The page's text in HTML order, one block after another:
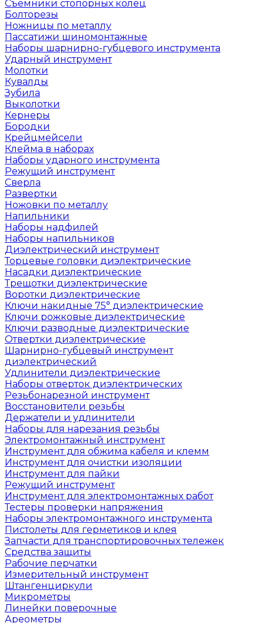
Съемники стопорных колец
Болторезы
Ножницы по металлу
Пассатижи шиномонтажные
Наборы шарнирно-губцевого инструмента
Ударный инструмент
Молотки
Кувалды
Зубила
Выколотки
Кернеры
Бородки
Крейцмейсели
Клейма в наборах
Наборы ударного инструмента
Режущий инструмент
Сверла
Развертки
Ножовки по металлу
Напильники
Наборы надфилей
Наборы напильников
Диэлектрический инструмент
Торцевые головки диэлектрические
Насадки диэлектрические
Трещотки диэлектрические
Воротки диэлектрические
Ключи накидные 75° диэлектрические
Ключи рожковые диэлектрические
Ключи разводные диэлектрические
Отвертки диэлектрические
Шарнирно-губцевый инструмент
диэлектрический
Удлинители диэлектрические
Наборы отверток диэлектрических
Резьбонарезной инструмент
Восстановители резьбы
Держатели и удлинители
Наборы для нарезания резьбы
Электромонтажный инструмент
Инструмент для обжима кабеля и клемм
Инструмент для очистки изоляции
Инструмент для пайки
Режущий инструмент
Инструмент для электромонтажных работ
Тестеры проверки напряжения
Наборы электромонтажного инструмента
Пистолеты для герметиков и клея
Запчасти для транспортировочных тележек
Средства защиты
Рабочие перчатки
Измерительный инструмент
Штангенциркули
Микрометры
Линейки поверочные
Ареометры